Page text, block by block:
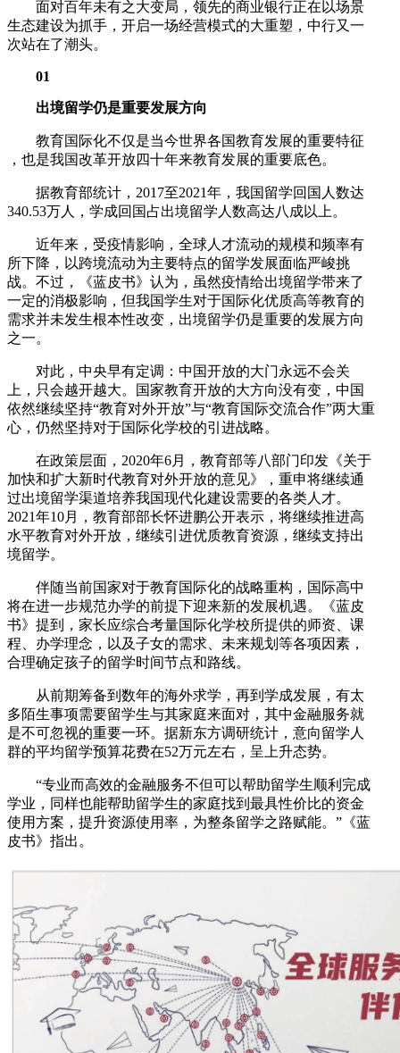
面对百年未有之大变局，领先的商业银行正在以场景
生态建设为抓手，开启一场经营模式的大重塑，中行又一
次站在了潮头。
01
出境留学仍是重要发展方向
教育国际化不仅是当今世界各国教育发展的重要特征
，也是我国改革开放四十年来教育发展的重要底色。
据教育部统计，2017至2021年，我国留学回国人数达
340.53万人，学成回国占出境留学人数高达八成以上。
近年来，受疫情影响，全球人才流动的规模和频率有
所下降，以跨境流动为主要特点的留学发展面临严峻挑
战。不过，《蓝皮书》认为，虽然疫情给出境留学带来了
一定的消极影响，但我国学生对于国际化优质高等教育的
需求并未发生根本性改变，出境留学仍是重要的发展方向
之一。
对此，中央早有定调：中国开放的大门永远不会关
上，只会越开越大。国家教育开放的大方向没有变，中国
依然继续坚持“教育对外开放”与“教育国际交流合作”两大重
心，仍然坚持对于国际化学校的引进战略。
在政策层面，2020年6月，教育部等八部门印发《关于
加快和扩大新时代教育对外开放的意见》，重申将继续通
过出境留学渠道培养我国现代化建设需要的各类人才。
2021年10月，教育部部长怀进鹏公开表示，将继续推进高
水平教育对外开放，继续引进优质教育资源，继续支持出
境留学。
伴随当前国家对于教育国际化的战略重构，国际高中
将在进一步规范办学的前提下迎来新的发展机遇。《蓝皮
书》提到，家长应综合考量国际化学校所提供的师资、课
程、办学理念，以及子女的需求、未来规划等各项因素，
合理确定孩子的留学时间节点和路线。
从前期筹备到数年的海外求学，再到学成发展，有太
多陌生事项需要留学生与其家庭来面对，其中金融服务就
是不可忽视的重要一环。据新东方调研统计，意向留学人
群的平均留学预算花费在52万元左右，呈上升态势。
“专业而高效的金融服务不但可以帮助留学生顺利完成
学业，同样也能帮助留学生的家庭找到最具性价比的资金
使用方案，提升资源使用率，为整条留学之路赋能。”《蓝
皮书》指出。